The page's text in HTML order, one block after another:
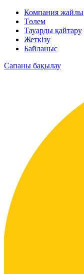
Компания жайлы
Төлем
Тауарды қайтару
Жеткізу
Байланыс
Сапаны бақылау